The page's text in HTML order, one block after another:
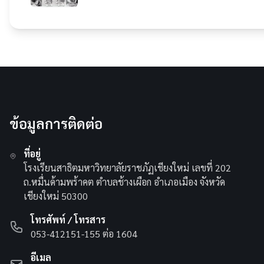
ข้อมูลการติดต่อ
ที่อยู่
โรงเรียนสาธิตมหาวิทยาลัยราชภัฏเชียงใหม่ เลขที่ 202
ถ.หมื่นด้ามพร้าคต ตำบลช้างเผือก อำเภอเมือง จังหวัด
เชียงใหม่ 50300
โทรศัพท์ / โทรสาร
053-412151-155 ต่อ 1604
อีเมล